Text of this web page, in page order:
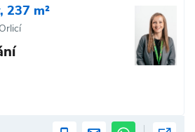
237 m²